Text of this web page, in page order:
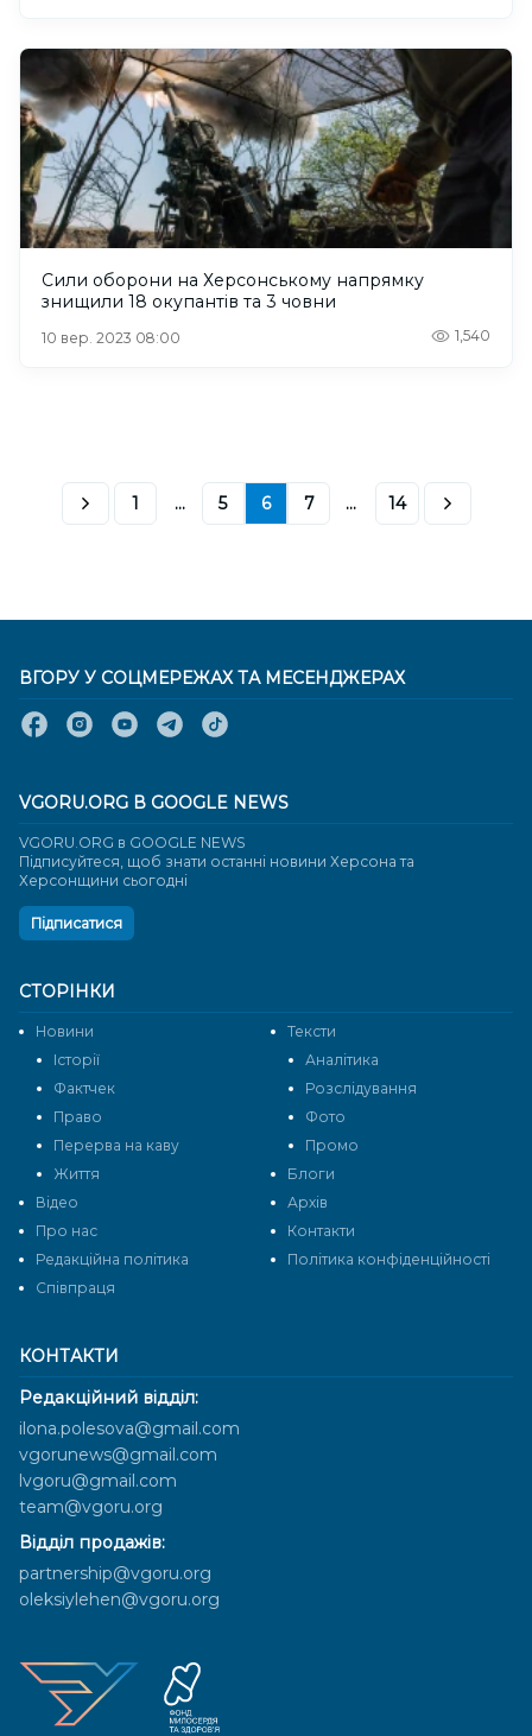
Сили оборони на Херсонському напрямку
знищили 18 окупантів та 3 човни
10 вер. 2023 08:00 1,540
1 ... 5 6 7 ... 14
КОНТАКТИ
Редакційний відділ:
ilona.polesova@gmail.com
vgorunews@gmail.com
lvgoru@gmail.com
team@vgoru.org
Відділ продажів:
partnership@vgoru.org
oleksiylehen@vgoru.org
СТОРІНКИ
Новини
Тексти
Історії
Аналітика
Фактчек
Розслідування
Право
Фото
Перерва на каву
Промо
Життя
Блоги
Відео
Архів
Про нас
Контакти
Редакційна політика
Політика конфіденційності
Cпівпраця
ВГОРУ У СОЦМЕРЕЖАХ ТА МЕСЕНДЖЕРАХ
VGORU.ORG В GOOGLE NEWS
VGORU.ORG в GOOGLE NEWS
Підписуйтеся, щоб знати останні новини Херсона та
Херсонщини сьогодні
Підписатися